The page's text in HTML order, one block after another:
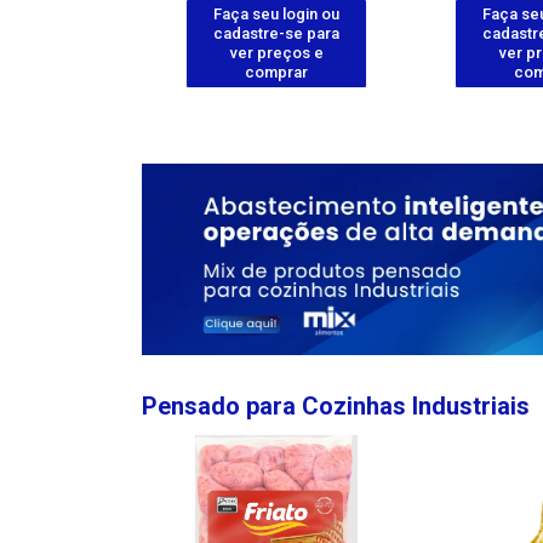
Faça seu login ou
cadastre-se para
ver preços e
comprar
Faça
ver
Pensado para Cozinhas Industriais